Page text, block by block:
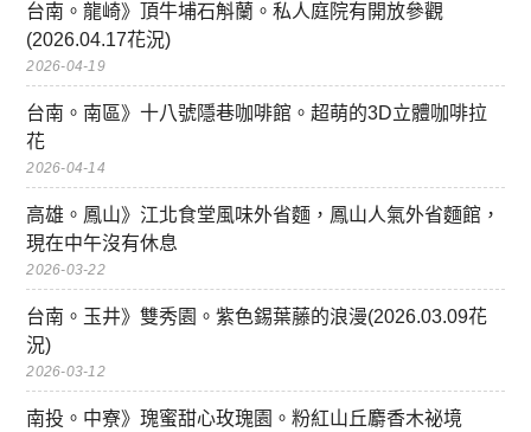
台南。龍崎》頂牛埔石斛蘭。私人庭院有開放參觀
(2026.04.17花況)
2026-04-19
台南。南區》十八號隱巷咖啡館。超萌的3D立體咖啡拉
花
2026-04-14
高雄。鳳山》江北食堂風味外省麵，鳳山人氣外省麵館，
現在中午沒有休息
2026-03-22
台南。玉井》雙秀園。紫色錫葉藤的浪漫(2026.03.09花
況)
2026-03-12
南投。中寮》瑰蜜甜心玫瑰園。粉紅山丘麝香木祕境